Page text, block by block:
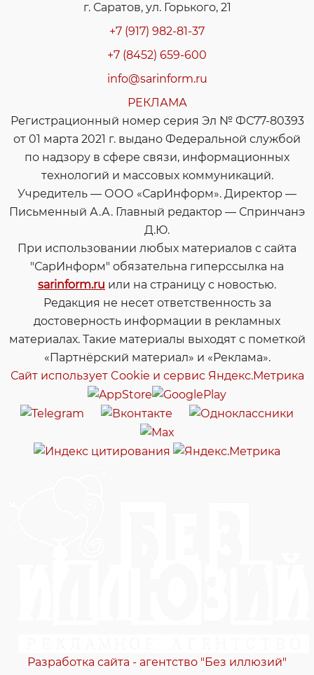
г. Саратов, ул. Горького, 21
+7 (917) 982-81-37
+7 (8452) 659-600
info@sarinform.ru
РЕКЛАМА
Регистрационный номер серия Эл № ФС77-80393
от 01 марта 2021 г. выдано Федеральной службой
по надзору в сфере связи, информационных
технологий и массовых коммуникаций.
Учредитель — ООО «СарИнформ». Директор —
Письменный А.А. Главный редактор — Спринчанэ
Д.Ю.
При использовании любых материалов с сайта
"СарИнформ" обязательна гиперссылка на
sarinform.ru или на страницу с новостью.
Редакция не несет ответственность за
достоверность информации в рекламных
материалах. Такие материалы выходят с пометкой
«Партнёрский материал» и «Реклама».
Сайт использует Cookie и сервиc Яндекс.Метрика
Разработка сайта - агентство "Без иллюзий"